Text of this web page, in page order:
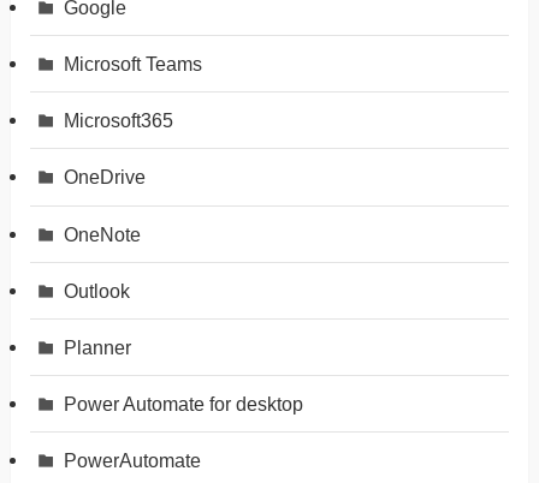
Google
Microsoft Teams
Microsoft365
OneDrive
OneNote
Outlook
Planner
Power Automate for desktop
PowerAutomate